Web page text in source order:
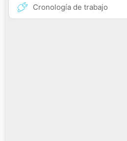
Cronología de trabajo